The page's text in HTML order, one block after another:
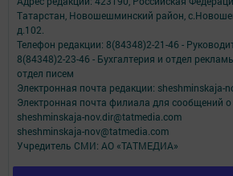
Татарстан, Новошешминский район,
д.102.
Телефон редакции: 8(84348)2-21-46 -
8(84348)2-23-46 - Бухгалтерия и отдел
отдел писем
Электронная почта редакции: sheshminskaja-
Электронная почта филиала для сообщений
sheshminskaja-nov.dir@tatmedia.com
sheshminskaja-nov@tatmedia.com
Учредитель СМИ: АО «ТАТМЕДИА»